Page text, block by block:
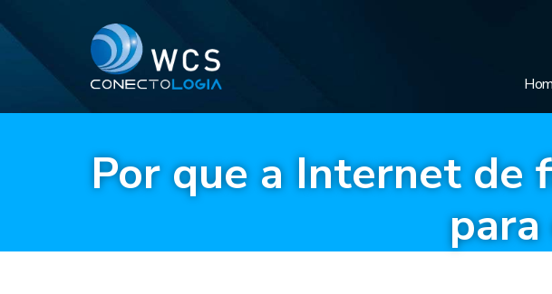
Por que a Internet de
para